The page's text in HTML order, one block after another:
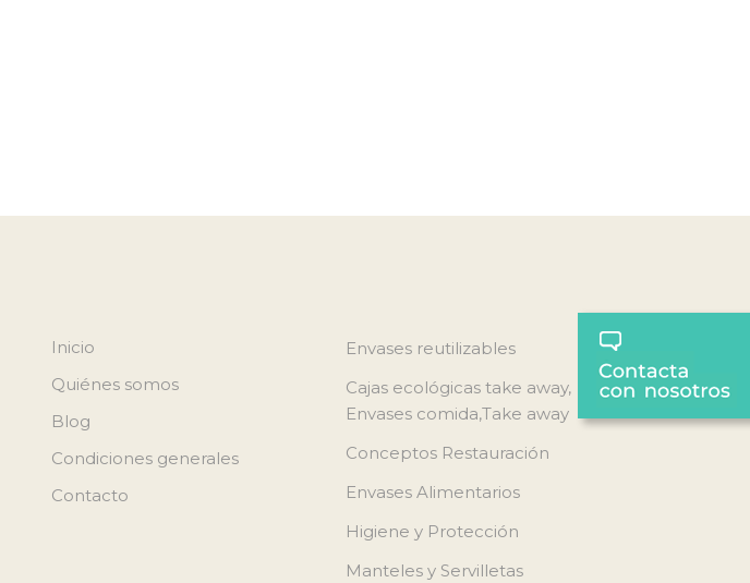
Inicio
Quiénes somos
Blog
Condiciones generales
Contacto
Envases reutilizables
Cajas ecológicas take away,
Envases comida,Take away
Conceptos Restauración
Envases Alimentarios
Higiene y Protección
Manteles y Servilletas